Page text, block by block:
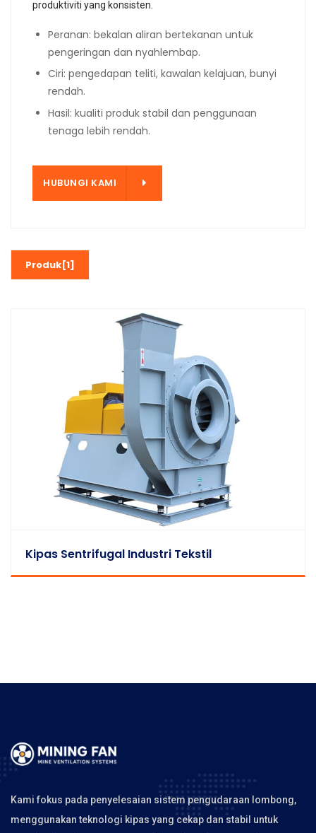
produktiviti yang konsisten.
Peranan: bekalan aliran bertekanan untuk
pengeringan dan nyahlembap.
Ciri: pengedapan teliti, kawalan kelajuan, bunyi
rendah.
Hasil: kualiti produk stabil dan penggunaan
tenaga lebih rendah.
HUBUNGI KAMI
Produk[1]
Kipas Sentrifugal Industri Tekstil
Kami fokus pada penyelesaian sistem pengudaraan lombong,
menggunakan teknologi kipas yang cekap dan stabil untuk